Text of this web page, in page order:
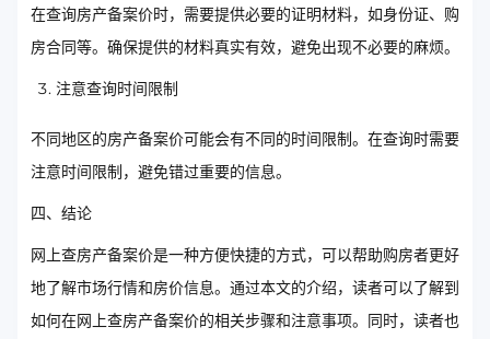
在查询房产备案价时，需要提供必要的证明材料，如身份证、购
房合同等。确保提供的材料真实有效，避免出现不必要的麻烦。
注意查询时间限制
不同地区的房产备案价可能会有不同的时间限制。在查询时需要
注意时间限制，避免错过重要的信息。
四、结论
网上查房产备案价是一种方便快捷的方式，可以帮助购房者更好
地了解市场行情和房价信息。通过本文的介绍，读者可以了解到
如何在网上查房产备案价的相关步骤和注意事项。同时，读者也